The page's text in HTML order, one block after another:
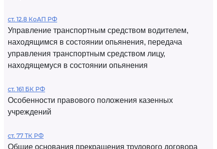
ст. 12.8 КоАП РФ
Управление транспортным средством водителем,
находящимся в состоянии опьянения, передача
управления транспортным средством лицу,
находящемуся в состоянии опьянения
ст. 161 БК РФ
Особенности правового положения казенных
учреждений
ст. 77 ТК РФ
Общие основания прекращения трудового договора